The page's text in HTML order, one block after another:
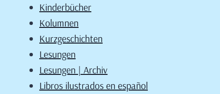
Kinderbücher
Kolumnen
Kurzgeschichten
Lesungen
Lesungen | Archiv
Libros ilustrados en español